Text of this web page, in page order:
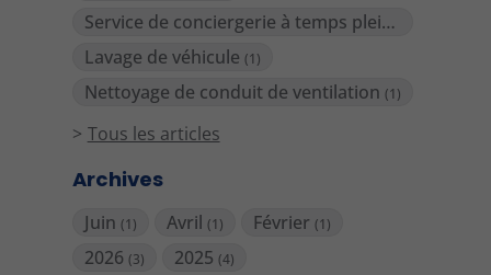
Service de conciergerie à temps plein
Lavage de véhicule (1)
Nettoyage de conduit de ventilation (1)
Tous les articles
Archives
Juin (1) Avril(1) Février(1)
2026 (3) 2025(4)